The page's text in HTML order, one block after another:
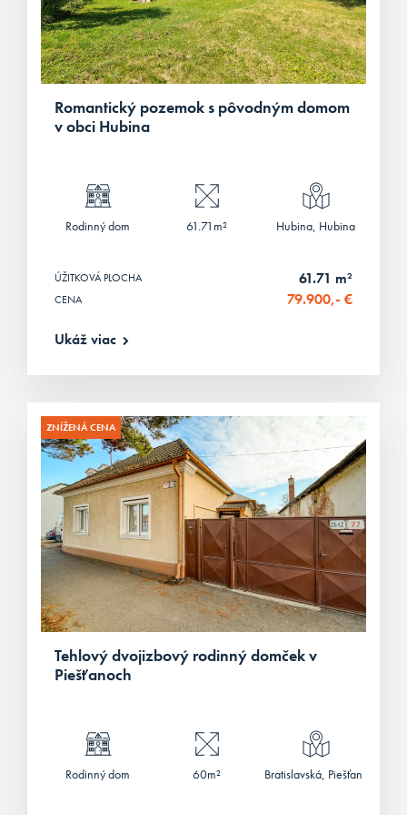
Romantický pozemok s pôvodným domom
v obci Hubina
Rodinný dom 61.71m² Hubina, Hubina
ÚŽITKOVÁ PLOCHA 61.71 m²
CENA 79.900,- €
Ukáž viac
ZNÍŽENÁ CENA
Tehlový dvojizbový rodinný domček v
Piešťanoch
Rodinný dom 60m² Bratislavská, Piešťany